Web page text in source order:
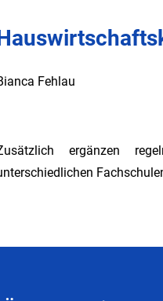
Fehlau
ergänzen